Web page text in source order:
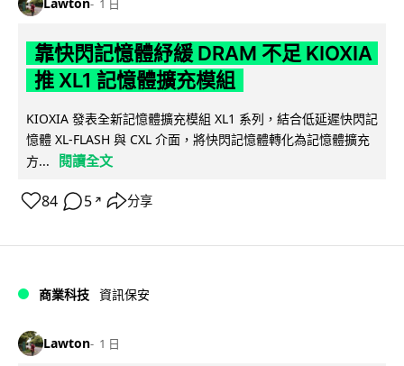
1 日
靠快閃記憶體紓緩 DRAM 不足 KIOXIA
推 XL1 記憶體擴充模組
KIOXIA 發表全新記憶體擴充模組 XL1 系列，結合低延遲快閃記
憶體 XL-FLASH 與 CXL 介面，將快閃記憶體轉化為記憶體擴充
方...
閱讀全文
84 5 ↗ 分享
商業科技 資訊保安
Lawton 1 日